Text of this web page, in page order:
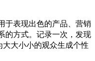
于表现出色的产品、营销
的方式。记录一次，发现
大小小的观众生成个性